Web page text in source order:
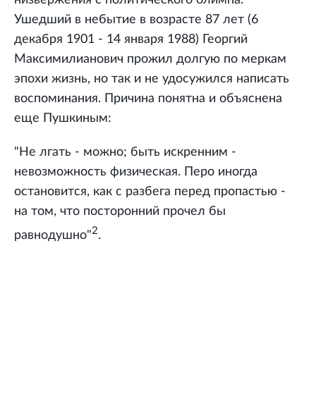
Ушедший в небытие в возрасте 87 лет (6
декабря 1901 - 14 января 1988) Георгий
Максимилианович прожил долгую по меркам
эпохи жизнь, но так и не удосужился написать
воспоминания. Причина понятна и объяснена
еще Пушкиным:
"Не лгать - можно; быть искренним -
невозможность физическая. Перо иногда
остановится, как с разбега перед пропастью -
на том, что посторонний прочел бы
равнодушно"2.